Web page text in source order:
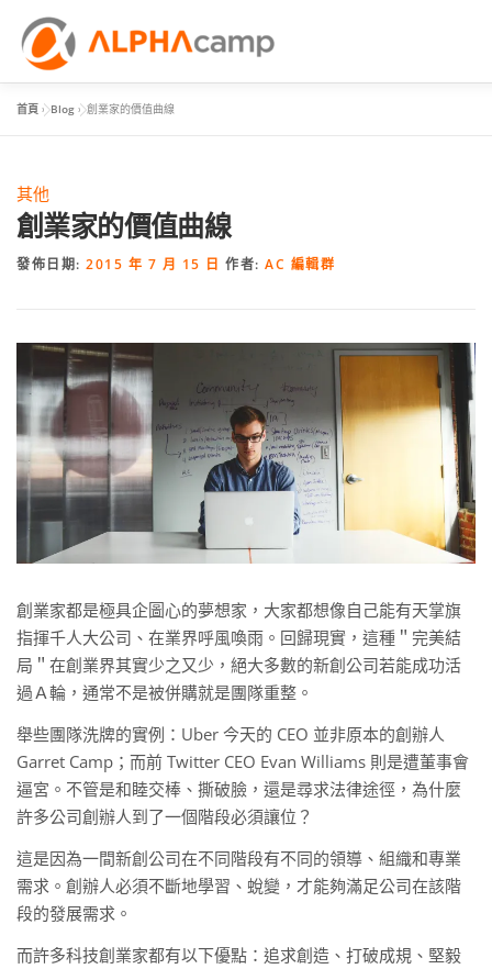
首頁 »Blog »創業家的價值曲線
其他
創業家的價值曲線
發佈日期: 2015 年 7 月 15 日 作者: AC 編輯群
創業家都是極具企圖心的夢想家，大家都想像自己能有天掌旗
指揮千人大公司、在業界呼風喚雨。回歸現實，這種＂完美結
局＂在創業界其實少之又少，絕大多數的新創公司若能成功活
過Ａ輪，通常不是被併購就是團隊重整。
舉些團隊洗牌的實例：Uber 今天的 CEO 並非原本的創辦人
Garret Camp；而前 Twitter CEO Evan Williams 則是遭董事會
逼宮。不管是和睦交棒、撕破臉，還是尋求法律途徑，為什麼
許多公司創辦人到了一個階段必須讓位？
這是因為一間新創公司在不同階段有不同的領導、組織和專業
需求。創辦人必須不斷地學習、蛻變，才能夠滿足公司在該階
段的發展需求。
而許多科技創業家都有以下優點：追求創造、打破成規、堅毅